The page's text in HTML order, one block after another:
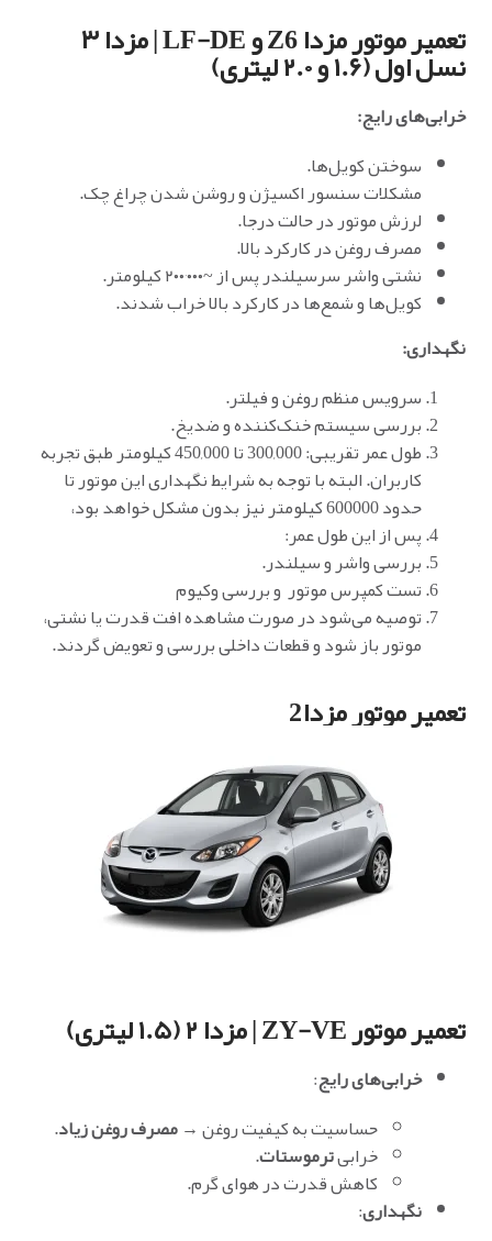
تعمیر موتور مزدا Z6 و LF-DE | مزدا ۳
نسل اول (۱.۶ و ۲.۰ لیتری)
خرابی‌های رایج:
سوختن کویل‌ها.
مشکلات سنسور اکسیژن و روشن شدن چراغ چک.
لرزش موتور در حالت درجا.
مصرف روغن در کارکرد بالا.
نشتی واشر سرسیلندر پس از ~۲۰۰٬۰۰۰ کیلومتر.
کویل‌ها و شمع‌ها در کارکرد بالا خراب شدند.
نگهداری:
سرویس منظم روغن و فیلتر.
بررسی سیستم خنک‌کننده و ضدیخ.
طول عمر تقریبی: 300,000 تا 450,000 کیلومتر طبق تجربه
کاربران. البته با توجه به شرایط نگهداری این موتور تا
حدود 600000 کیلومتر نیز بدون مشکل خواهد بود،
پس از این طول عمر:
بررسی واشر و سیلندر.
تست کمپرس موتور و بررسی وکیوم
توصیه می‌شود در صورت مشاهده افت قدرت یا نشتی،
موتور باز شود و قطعات داخلی بررسی و تعویض گردند.
تعمیر موتور مزدا2
تعمیر موتور ZY-VE | مزدا ۲ (۱.۵ لیتری)
خرابی‌های رایج:
حساسیت به کیفیت روغن →مصرف روغن زیاد.
خرابیترموستات.
کاهش قدرت در هوای گرم.
نگهداری: